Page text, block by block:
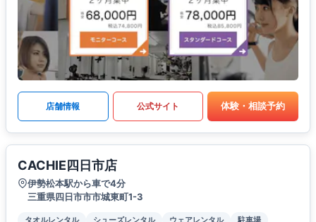
店舗情報 公式サイト 体験・相談予約
CACHIE四日市店
伊勢松本駅から車で4分
三重県四日市市市城東町1-3
タオルレンタル シューズレンタル ウェアレンタル 駐車場